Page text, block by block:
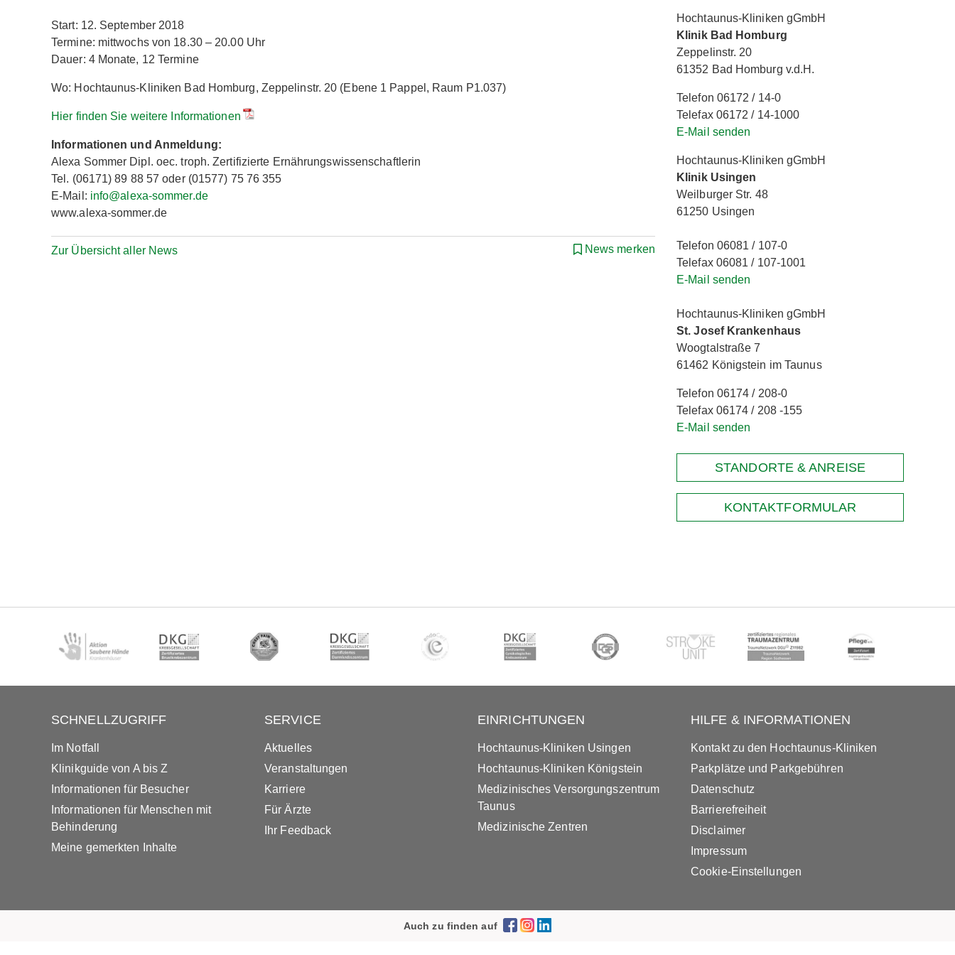
Start: 12. September 2018
Termine: mittwochs von 18.30 – 20.00 Uhr
Dauer: 4 Monate, 12 Termine
Wo: Hochtaunus-Kliniken Bad Homburg, Zeppelinstr. 20 (Ebene 1 Pappel, Raum P1.037)
Hier finden Sie weitere Informationen
Informationen und Anmeldung:
Alexa Sommer Dipl. oec. troph. Zertifizierte Ernährungswissenschaftlerin
Tel. (06171) 89 88 57 oder (01577) 75 76 355
E-Mail: info@alexa-sommer.de
www.alexa-sommer.de
Zur Übersicht aller News News merken
Hochtaunus-Kliniken gGmbH
Klinik Bad Homburg
Zeppelinstr. 20
61352 Bad Homburg v.d.H.
Telefon 06172 / 14-0
Telefax 06172 / 14-1000
E-Mail senden
Hochtaunus-Kliniken gGmbH
Klinik Usingen
Weilburger Str. 48
61250 Usingen
Telefon 06081 / 107-0
Telefax 06081 / 107-1001
E-Mail senden
Hochtaunus-Kliniken gGmbH
St. Josef Krankenhaus
Woogtalstraße 7
61462 Königstein im Taunus
Telefon 06174 / 208-0
Telefax 06174 / 208 -155
E-Mail senden
STANDORTE & ANREISE
KONTAKTFORMULAR
SCHNELLZUGRIFF
Im Notfall
Klinikguide von A bis Z
Informationen für Besucher
Informationen für Menschen mit
Behinderung
Meine gemerkten Inhalte
SERVICE
Aktuelles
Veranstaltungen
Karriere
Für Ärzte
Ihr Feedback
EINRICHTUNGEN
Hochtaunus-Kliniken Usingen
Hochtaunus-Kliniken Königstein
Medizinisches Versorgungszentrum
Taunus
Medizinische Zentren
HILFE & INFORMATIONEN
Kontakt zu den Hochtaunus-Kliniken
Parkplätze und Parkgebühren
Datenschutz
Barrierefreiheit
Disclaimer
Impressum
Cookie-Einstellungen
Auch zu finden auf